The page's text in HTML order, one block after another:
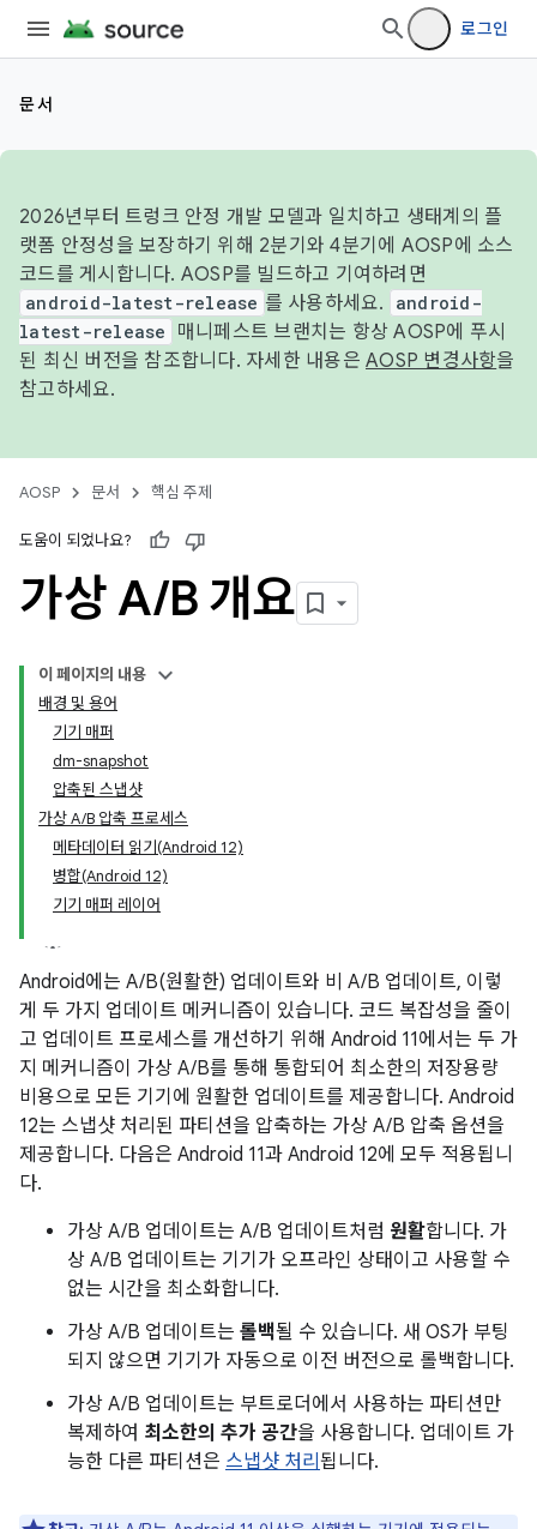
로그인
문서
2026년부터 트렁크 안정 개발 모델과 일치하고 생태계의 플
랫폼 안정성을 보장하기 위해 2분기와 4분기에 AOSP에 소스
코드를 게시합니다. AOSP를 빌드하고 기여하려면
android-latest-release 를 사용하세요.
android-
latest-release
매니페스트 브랜치는 항상 AOSP에 푸시
된 최신 버전을 참조합니다. 자세한 내용은 AOSP 변경사항을
참고하세요.
AOSP 문서 핵심 주제
도움이 되었나요?
가상 A/B 개요
이 페이지의 내용
배경 및 용어
기기 매퍼
dm-snapshot
압축된 스냅샷
가상 A/B 압축 프로세스
메타데이터 읽기(Android 12)
병합(Android 12)
기기 매퍼 레이어
Android에는 A/B(원활한) 업데이트와 비 A/B 업데이트, 이렇
게 두 가지 업데이트 메커니즘이 있습니다. 코드 복잡성을 줄이
고 업데이트 프로세스를 개선하기 위해 Android 11에서는 두 가
지 메커니즘이 가상 A/B를 통해 통합되어 최소한의 저장용량
비용으로 모든 기기에 원활한 업데이트를 제공합니다. Android
12는 스냅샷 처리된 파티션을 압축하는 가상 A/B 압축 옵션을
제공합니다. 다음은 Android 11과 Android 12에 모두 적용됩니
다.
가상 A/B 업데이트는 A/B 업데이트처럼 원활합니다. 가
상 A/B 업데이트는 기기가 오프라인 상태이고 사용할 수
없는 시간을 최소화합니다.
가상 A/B 업데이트는 롤백될 수 있습니다. 새 OS가 부팅
되지 않으면 기기가 자동으로 이전 버전으로 롤백합니다.
가상 A/B 업데이트는 부트로더에서 사용하는 파티션만
복제하여 최소한의 추가 공간을 사용합니다. 업데이트 가
능한 다른 파티션은 스냅샷 처리 됩니다.